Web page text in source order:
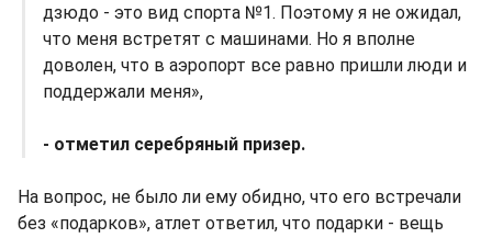
дзюдо - это вид спорта №1. Поэтому я не ожидал,
что меня встретят с машинами. Но я вполне
доволен, что в аэропорт все равно пришли люди и
поддержали меня»,
- отметил серебряный призер.
На вопрос, не было ли ему обидно, что его встречали
без «подарков», атлет ответил, что подарки - вещь